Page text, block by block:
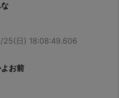
日) 18:08:49.606
お前